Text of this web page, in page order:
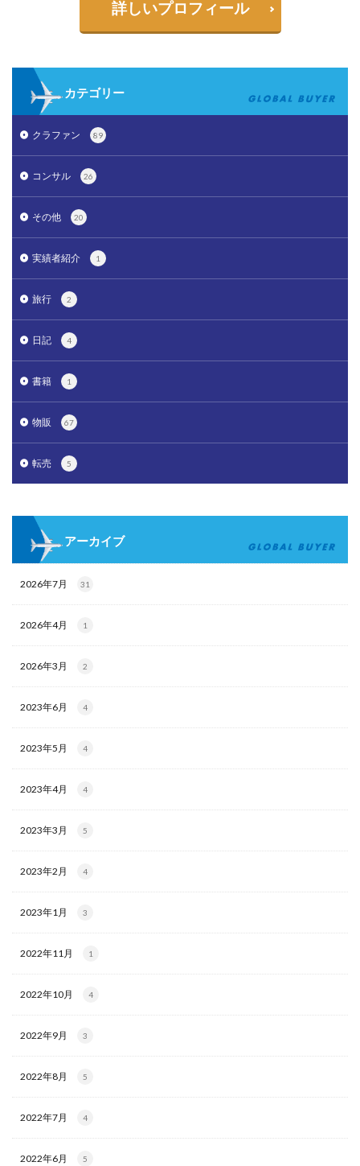
詳しいプロフィール
カテゴリー
クラファン 89
コンサル 26
その他 20
実績者紹介 1
旅行 2
日記 4
書籍 1
物販 67
転売 5
アーカイブ
2026年7月 31
2026年4月 1
2026年3月 2
2023年6月 4
2023年5月 4
2023年4月 4
2023年3月 5
2023年2月 4
2023年1月 3
2022年11月 1
2022年10月 4
2022年9月 3
2022年8月 5
2022年7月 4
2022年6月 5